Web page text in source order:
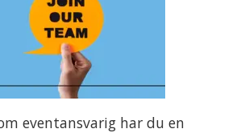
eventansvarig har du en